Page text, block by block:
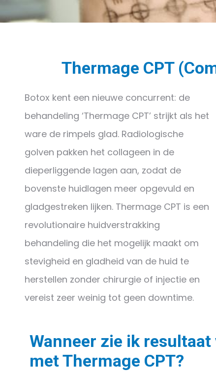
Thermage CPT
Botox kent een nieuwe concurrent: de
behandeling ‘Thermage CPT’ strijkt als het
ware de rimpels glad. Radiologische
golven pakken het collageen in de
dieperliggende lagen aan, zodat de
bovenste huidlagen meer opgevuld en
gladgestreken lijken. Thermage CPT is een
revolutionaire huidverstrakking
behandeling die het mogelijk maakt om
stevigheid en gladheid van de huid te
herstellen zonder chirurgie of injectie en
vereist zeer weinig tot geen downtime.
Wanneer zie ik
met Thermage CPT?